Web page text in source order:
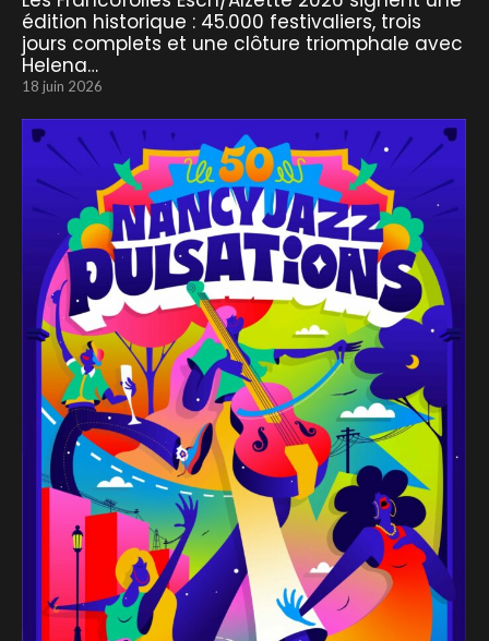
édition historique : 45.000 festivaliers, trois
jours complets et une clôture triomphale avec
Helena…
18 juin 2026